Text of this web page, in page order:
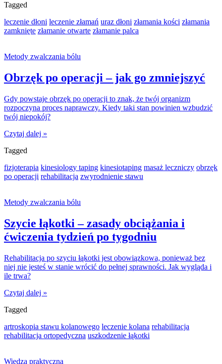
Tagged
leczenie dłoni leczenie złamań uraz dłoni złamania kości złamania
zamknięte złamanie otwarte złamanie palca
Metody zwalczania bólu
Obrzęk po operacji – jak go zmniejszyć
Gdy powstaje obrzęk po operacji to znak, że twój organizm
rozpoczyna proces naprawczy. Kiedy taki stan powinien wzbudzić
twój niepokój?
Czytaj dalej »
Tagged
fizjoterapia kinesiology taping kinesiotaping masaż leczniczy obrzęk
po operacji rehabilitacja zwyrodnienie stawu
Metody zwalczania bólu
Szycie łąkotki – zasady obciążania i
ćwiczenia tydzień po tygodniu
Rehabilitacja po szyciu łąkotki jest obowiązkowa, ponieważ bez
niej nie jesteś w stanie wrócić do pełnej sprawności. Jak wygląda i
ile trwa?
Czytaj dalej »
Tagged
artroskopia stawu kolanowego leczenie kolana rehabilitacja
rehabilitacja ortopedyczna uszkodzenie łąkotki
Wiedza praktyczna